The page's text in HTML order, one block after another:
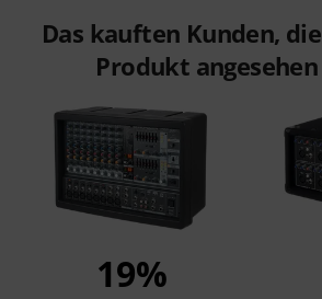
Das kauften Kunden,
Produkt
19%